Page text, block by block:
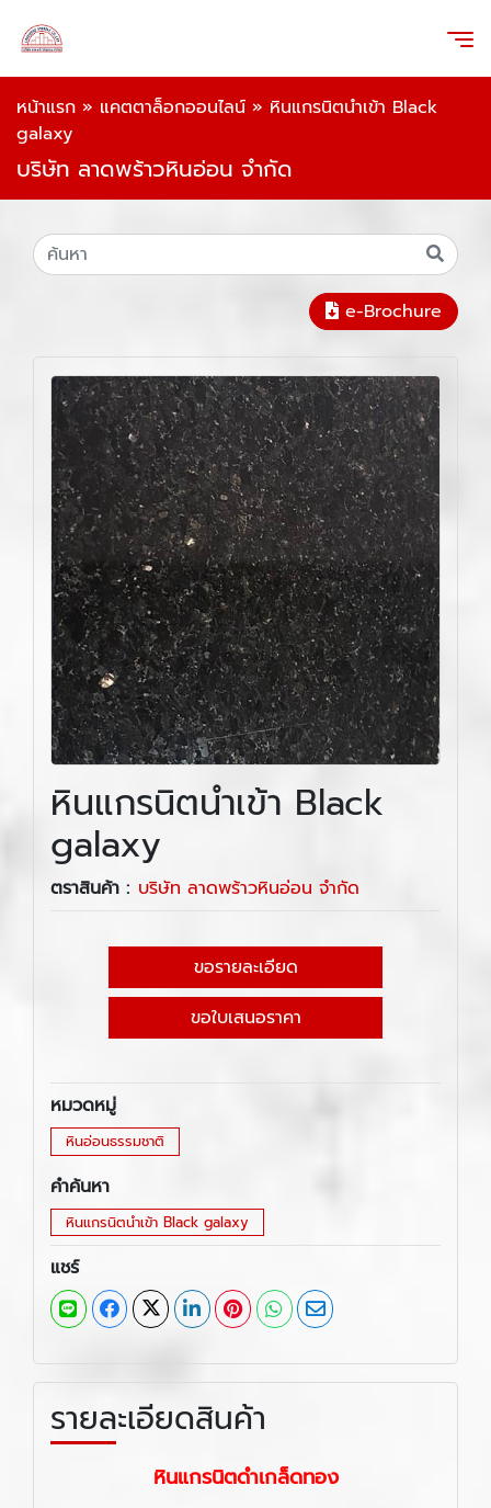
หน้าแรก » แคตตาล็อกออนไลน์ » หินแกรนิตนำเข้า Black
galaxy
บริษัท ลาดพร้าวหินอ่อน จำกัด
e-Brochure
หินแกรนิตนำเข้า Black
galaxy
ตราสินค้า : บริษัท ลาดพร้าวหินอ่อน จำกัด
ขอรายละเอียด
ขอใบเสนอราคา
หมวดหมู่
หินอ่อนธรรมชาติ
คำค้นหา
หินแกรนิตนำเข้า Black galaxy
แชร์
รายละเอียดสินค้า
หินแกรนิตดำเกล็ดทอง